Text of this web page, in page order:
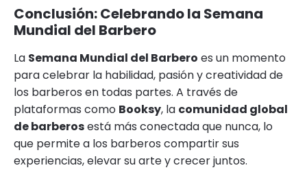
Conclusión: Celebrando la Semana
Mundial del Barbero
La Semana Mundial del Barbero es un momento
para celebrar la habilidad, pasión y creatividad de
los barberos en todas partes. A través de
plataformas como Booksy, la comunidad global
de barberosestá más conectada que nunca, lo
que permite a los barberos compartir sus
experiencias, elevar su arte y crecer juntos.